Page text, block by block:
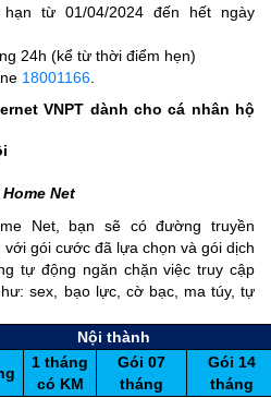
từ 01/04/2024 đến hết ngày
24h (kể từ thời điểm hẹn)
18001166
VNPT dành cho cá nhân hộ
Net
Net, bạn sẽ có đường truyền
gói cước đã lựa chọn và gói dịch
tự động ngăn chặn việc truy cập
sex, bạo lực, cờ bạc, ma túy, tự
Nội thành
1 tháng
có KM
Gói 07
tháng
Gói 14
tháng